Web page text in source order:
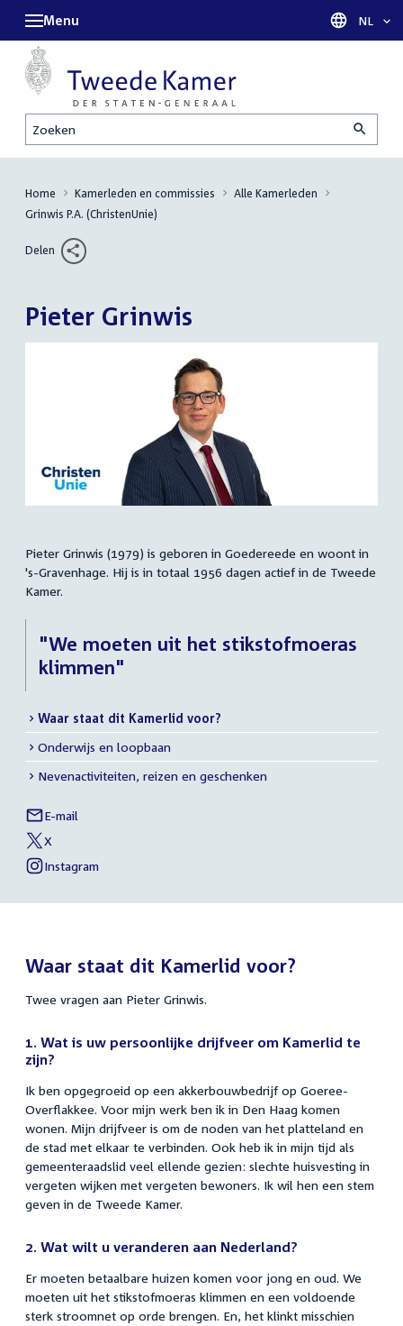
Zoeken
Menu Taal
NL
Home Kamerleden en commissies
Alle Kamerleden
Grinwis P.A. (ChristenUnie)
Delen
Pieter Grinwis
Samenvatting
Pieter Grinwis (1979) is geboren in Goedereede en woont in
's-Gravenhage. Hij is in totaal 1956 dagen actief in de Tweede
Kamer.
"We moeten uit het stikstofmoeras
klimmen"
Meer
info
Waar staat dit Kamerlid voor?
Onderwijs en loopbaan
Nevenactiviteiten, reizen en geschenken
Links
naar
sociale
media
E-mail
Pieter
Grinwis
External
link:
X
van
Pieter
Grinwis
External
Instagram
van
Grinwis
Waar staat dit Kamerlid voor?
Twee vragen aan Pieter Grinwis.
1. Wat is uw persoonlijke drijfveer om Kamerlid te
zijn?
Ik ben opgegroeid op een akkerbouwbedrijf op Goeree-
Overflakkee. Voor mijn werk ben ik in Den Haag komen
wonen. Mijn drijfveer is om de noden van het platteland en
de stad met elkaar te verbinden. Ook heb ik in mijn tijd als
gemeenteraadslid veel ellende gezien: slechte huisvesting in
vergeten wijken met vergeten bewoners. Ik wil hen een stem
geven in de Tweede Kamer.
2. Wat wilt u veranderen aan Nederland?
Er moeten betaalbare huizen komen voor jong en oud. We
moeten uit het stikstofmoeras klimmen en een voldoende
sterk stroomnet op orde brengen. En, het klinkt misschien